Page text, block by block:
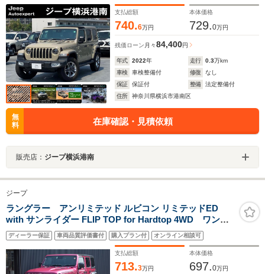
支払総額
740.6万円
本体価格
729.0万円
残価ローン 月々84,400円
年式 2022年 走行 0.3万km
車検
車検整備付 修復
なし
保証
保証付 整備
法定整備付
住所
神奈川県横浜市港南区
無
料
在庫確認・見積依頼
販売店： ジープ横浜港南
ジープ
ラングラー アンリミテッド ルビコン リミテッドED
with サンライダー FLIP TOP for Hardtop 4WD ワンオ
ーナー メーカー保証継承 禁煙車
ディーラー保証 車両品質評価書付 購入プラン付 オンライン相談可
支払総額
713.3万円
本体価格
697.0万円